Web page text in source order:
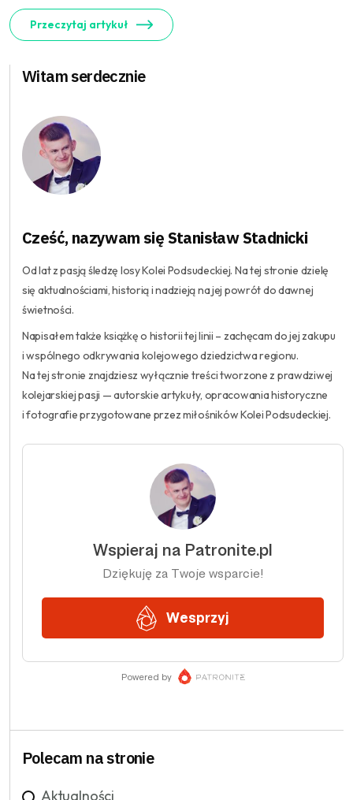
Przeczytaj artykuł
Witam serdecznie
Cześć, nazywam się Stanisław Stadnicki
Od lat z pasją śledzę losy Kolei Podsudeckiej. Na tej stronie dzielę
się aktualnościami, historią i nadzieją na jej powrót do dawnej
świetności.
Napisałem także książkę o historii tej linii – zachęcam do jej zakupu
i wspólnego odkrywania kolejowego dziedzictwa regionu.
Na tej stronie znajdziesz wyłącznie treści tworzone z prawdziwej
kolejarskiej pasji — autorskie artykuły, opracowania historyczne
i fotografie przygotowane przez miłośników Kolei Podsudeckiej.
Polecam na stronie
Aktualności